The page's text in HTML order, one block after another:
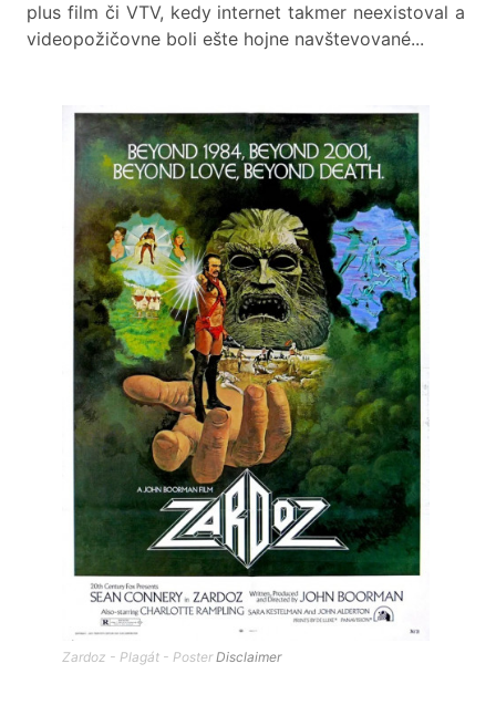
plus film či VTV, kedy internet takmer neexistoval a
videopožičovne boli ešte hojne navštevované...
Zardoz - Plagát - PosterDisclaimer